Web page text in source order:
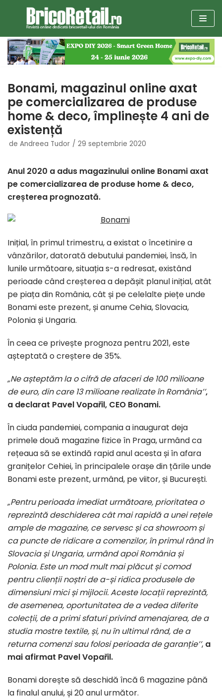
la
conținut
Bonami, magazinul online axat
pe comercializarea de produse
home & deco, împlinește 4 ani de
existență
de Andreea Tudor 29 septembrie 2020
Anul 2020 a adus magazinului online Bonami axat
pe comercializarea de produse home & deco,
creșterea prognozată.
Inițial, în primul trimestru, a existat o încetinire a
vânzărilor, datorată debutului pandemiei, însă, în
lunile următoare, situația s-a redresat, existând
perioade când creșterea a depășit planul inițial, atât
pe piața din România, cât și pe celelalte piețe unde
Bonami este prezent, și anume Cehia, Slovacia,
Polonia și Ungaria.
În ceea ce privește prognoza pentru 2021, este
așteptată o creștere de 35%.
„Ne așteptăm la o cifră de afaceri de 100 milioane
de euro, din care 13 milioane realizate în România’’,
a declarat Pavel Vopařil, CEO Bonami.
În ciuda pandemiei, compania a inaugurat deja
primele două magazine fizice în Praga, urmând ca
rețeaua să se extindă rapid anul acesta și în afara
granițelor Cehiei, în principalele orașe din țările unde
Bonami este prezent, urmând, pe viitor, și București.
„Pentru perioada imediat următoare, prioritatea o
reprezintă deschiderea cât mai rapidă a unei rețele
ample de magazine, ce servesc și ca showroom și
ca puncte de ridicare a comenzilor, în primul rând în
Slovacia și Ungaria, urmând apoi România și
Polonia. Este un mod mult mai plăcut și comod
pentru clienții noștri de a-și ridica produsele de
dimensiuni mici și mijlocii. Aceste locații reprezintă,
de asemenea, oportunitatea de a vedea diferite
colecții, de a primi sfaturi privind amenajarea, de a
studia mostre textile, și, nu în ultimul rând, de a
returna comenzi sau folosi perioada de garanție’’, a
mai afirmat Pavel Vopařil.
Bonami dorește să deschidă încă 6 magazine până
la finalul anului, și 20 anul următor.